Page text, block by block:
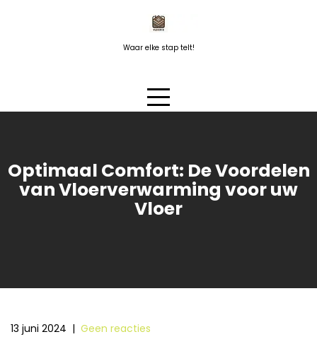
Waar elke stap telt!
Optimaal Comfort: De Voordelen
van Vloerverwarming voor uw
Vloer
13 juni 2024 | Geen reacties